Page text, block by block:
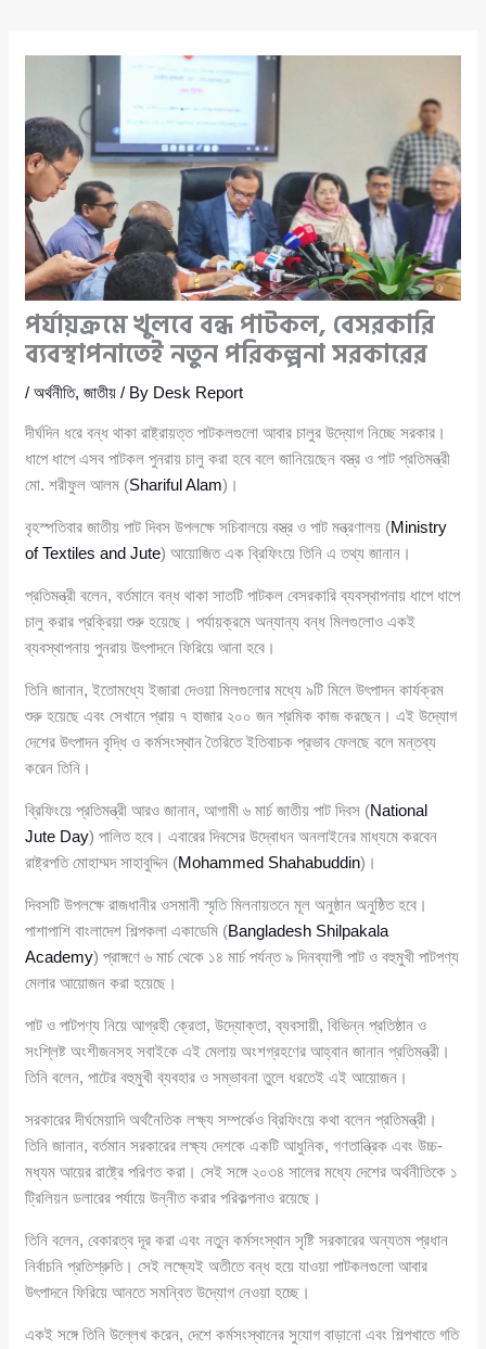
পর্যায়ক্রমে খুলবে বন্ধ পাটকল, বেসরকারি
ব্যবস্থাপনাতেই নতুন পরিকল্পনা সরকারের
/অর্থনীতি,জাতীয় / By Desk Report
দীর্ঘদিন ধরে বন্ধ থাকা রাষ্ট্রায়ত্ত পাটকলগুলো আবার চালুর উদ্যোগ নিচ্ছে সরকার।
ধাপে ধাপে এসব পাটকল পুনরায় চালু করা হবে বলে জানিয়েছেন বস্ত্র ও পাট প্রতিমন্ত্রী
মো. শরীফুল আলম (Shariful Alam)।
বৃহস্পতিবার জাতীয় পাট দিবস উপলক্ষে সচিবালয়ে বস্ত্র ও পাট মন্ত্রণালয় (Ministry
of Textiles and Jute) আয়োজিত এক ব্রিফিংয়ে তিনি এ তথ্য জানান।
প্রতিমন্ত্রী বলেন, বর্তমানে বন্ধ থাকা সাতটি পাটকল বেসরকারি ব্যবস্থাপনায় ধাপে ধাপে
চালু করার প্রক্রিয়া শুরু হয়েছে। পর্যায়ক্রমে অন্যান্য বন্ধ মিলগুলোও একই
ব্যবস্থাপনায় পুনরায় উৎপাদনে ফিরিয়ে আনা হবে।
তিনি জানান, ইতোমধ্যে ইজারা দেওয়া মিলগুলোর মধ্যে ৯টি মিলে উৎপাদন কার্যক্রম
শুরু হয়েছে এবং সেখানে প্রায় ৭ হাজার ২০০ জন শ্রমিক কাজ করছেন। এই উদ্যোগ
দেশের উৎপাদন বৃদ্ধি ও কর্মসংস্থান তৈরিতে ইতিবাচক প্রভাব ফেলছে বলে মন্তব্য
করেন তিনি।
ব্রিফিংয়ে প্রতিমন্ত্রী আরও জানান, আগামী ৬ মার্চ জাতীয় পাট দিবস (National
Jute Day) পালিত হবে। এবারের দিবসের উদ্বোধন অনলাইনের মাধ্যমে করবেন
রাষ্ট্রপতি মোহাম্মদ সাহাবুদ্দিন (Mohammed Shahabuddin)।
দিবসটি উপলক্ষে রাজধানীর ওসমানী স্মৃতি মিলনায়তনে মূল অনুষ্ঠান অনুষ্ঠিত হবে।
পাশাপাশি বাংলাদেশ শিল্পকলা একাডেমি (Bangladesh Shilpakala
Academy) প্রাঙ্গণে ৬ মার্চ থেকে ১৪ মার্চ পর্যন্ত ৯ দিনব্যাপী পাট ও বহুমুখী পাটপণ্য
মেলার আয়োজন করা হয়েছে।
পাট ও পাটপণ্য নিয়ে আগ্রহী ক্রেতা, উদ্যোক্তা, ব্যবসায়ী, বিভিন্ন প্রতিষ্ঠান ও
সংশ্লিষ্ট অংশীজনসহ সবাইকে এই মেলায় অংশগ্রহণের আহ্বান জানান প্রতিমন্ত্রী।
তিনি বলেন, পাটের বহুমুখী ব্যবহার ও সম্ভাবনা তুলে ধরতেই এই আয়োজন।
সরকারের দীর্ঘমেয়াদি অর্থনৈতিক লক্ষ্য সম্পর্কেও ব্রিফিংয়ে কথা বলেন প্রতিমন্ত্রী।
তিনি জানান, বর্তমান সরকারের লক্ষ্য দেশকে একটি আধুনিক, গণতান্ত্রিক এবং উচ্চ-
মধ্যম আয়ের রাষ্ট্রে পরিণত করা। সেই সঙ্গে ২০৩৪ সালের মধ্যে দেশের অর্থনীতিকে ১
ট্রিলিয়ন ডলারের পর্যায়ে উন্নীত করার পরিকল্পনাও রয়েছে।
তিনি বলেন, বেকারত্ব দূর করা এবং নতুন কর্মসংস্থান সৃষ্টি সরকারের অন্যতম প্রধান
নির্বাচনি প্রতিশ্রুতি। সেই লক্ষ্যেই অতীতে বন্ধ হয়ে যাওয়া পাটকলগুলো আবার
উৎপাদনে ফিরিয়ে আনতে সমন্বিত উদ্যোগ নেওয়া হচ্ছে।
একই সঙ্গে তিনি উল্লেখ করেন, দেশে কর্মসংস্থানের সুযোগ বাড়ানো এবং শিল্পখাতে গতি